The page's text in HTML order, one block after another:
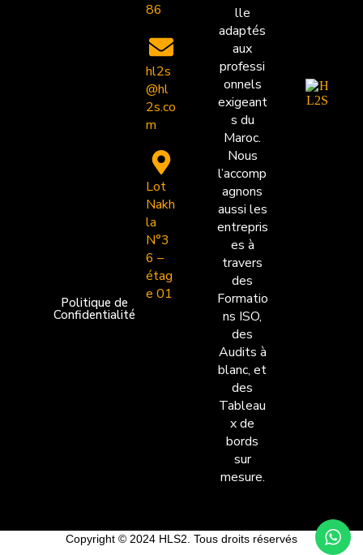
lle
adaptés
aux
professi
onnels
exigeant
s du
Maroc.
Nous
l’accomp
agnons
aussi les
entrepris
es à
travers
des
Formatio
ns ISO,
des
Audits à
blanc, et
des
Tableau
x de
bords
sur
mesure.
86
hl2s
@hl
2s.co
m
Lot
Nakh
la
N°3
6 –
étag
e 01
Politique de
Confidentialité
Copyright © 2024 HLS2. Tous droits réservés